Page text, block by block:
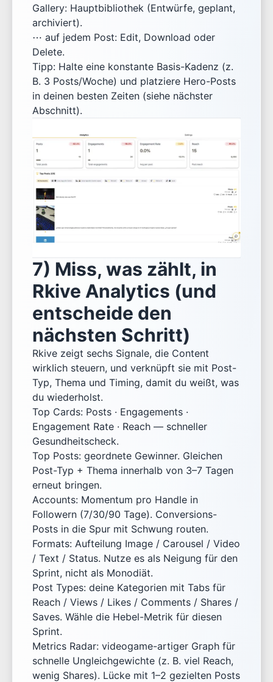
Gallery: Hauptbibliothek (Entwürfe, geplant,
archiviert).
⋯ auf jedem Post: Edit, Download oder
Delete.
Tipp: Halte eine konstante Basis-Kadenz (z.
B. 3 Posts/Woche) und platziere Hero-Posts
in deinen besten Zeiten (siehe nächster
Abschnitt).
7) Miss, was zählt, in
Rkive Analytics (und
entscheide den
nächsten Schritt)
Rkive zeigt sechs Signale, die Content
wirklich steuern, und verknüpft sie mit Post-
Typ, Thema und Timing, damit du weißt, was
du wiederholst.
Top Cards: Posts · Engagements ·
Engagement Rate · Reach — schneller
Gesundheitscheck.
Top Posts: geordnete Gewinner. Gleichen
Post-Typ + Thema innerhalb von 3–7 Tagen
erneut bringen.
Accounts: Momentum pro Handle in
Followern (7/30/90 Tage). Conversions-
Posts in die Spur mit Schwung routen.
Formats: Aufteilung Image / Carousel / Video
/ Text / Status. Nutze es als Neigung für den
Sprint, nicht als Monodiät.
Post Types: deine Kategorien mit Tabs für
Reach / Views / Likes / Comments / Shares /
Saves. Wähle die Hebel-Metrik für diesen
Sprint.
Metrics Radar: videogame-artiger Graph für
schnelle Ungleichgewichte (z. B. viel Reach,
wenig Shares). Lücke mit 1–2 gezielten Posts